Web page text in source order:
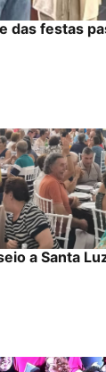
das festas
a Santa